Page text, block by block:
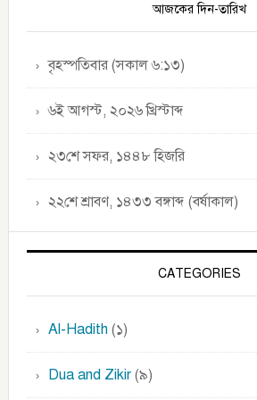
আজকের দিন-তারিখ
বৃহস্পতিবার (সকাল ৬:১৩)
৬ই আগস্ট, ২০২৬ খ্রিস্টাব্দ
২৩শে সফর, ১৪৪৮ হিজরি
২২শে শ্রাবণ, ১৪৩৩ বঙ্গাব্দ (বর্ষাকাল)
CATEGORIES
Al-Hadith(১)
Dua and Zikir(৯)